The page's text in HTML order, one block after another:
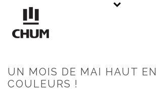
UN MOIS DE MAI HAUT EN
COULEURS !